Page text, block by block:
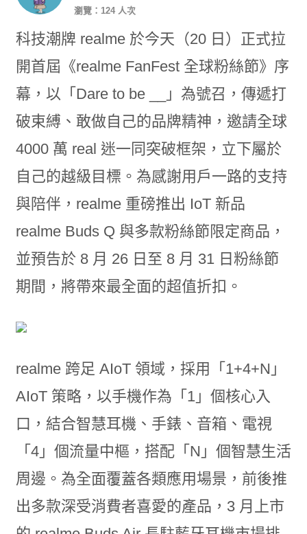
瀏覽：124 人次
科技潮牌 realme 於今天（20 日）正式拉
開首屆《realme FanFest 全球粉絲節》序
幕，以「Dare to be __」為號召，傳遞打
破束縛、敢做自己的品牌精神，邀請全球
4000 萬 real 迷一同突破框架，立下屬於
自己的越級目標。為感謝用戶一路的支持
與陪伴，realme 重磅推出 IoT 新品
realme Buds Q 與多款粉絲節限定商品，
並預告於 8 月 26 日至 8 月 31 日粉絲節
期間，將帶來最全面的超值折扣。
realme 跨足 AIoT 領域，採用「1+4+N」
AIoT 策略，以手機作為「1」個核心入
口，結合智慧耳機、手錶、音箱、電視
「4」個流量中樞，搭配「N」個智慧生活
周邊。為全面覆蓋各類應用場景，前後推
出多款深受消費者喜愛的產品，3 月上市